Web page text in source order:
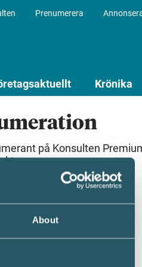
About
Prenumerera
Krönika
på Konsulten